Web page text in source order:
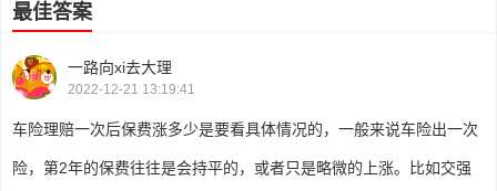
最佳答案
一路向xi去大理
2022-12-21 13:19:41
车险理赔一次后保费涨多少是要看具体情况的，一般来说车险出一次
险，第2年的保费往往是会持平的，或者只是略微的上涨。比如交强